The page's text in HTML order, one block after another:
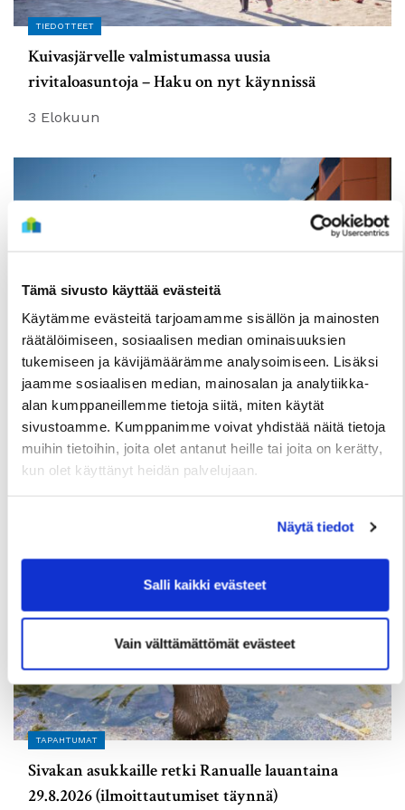
Tämä sivusto käyttää evästeitä
Käytämme evästeitä tarjoamamme sisällön ja mainosten
räätälöimiseen, sosiaalisen median ominaisuuksien
tukemiseen ja kävijämäärämme analysoimiseen. Lisäksi
jaamme sosiaalisen median, mainosalan ja analytiikka-
alan kumppaneillemme tietoja siitä, miten käytät
sivustoamme. Kumppanimme voivat yhdistää näitä tietoja
muihin tietoihin, joita olet antanut heille tai joita on kerätty,
kun olet käyttänyt heidän palvelujaan.
Näytä tiedot
Salli kaikki evästeet
Vain välttämättömät evästeet
TIEDOTTEET
Kuivasjärvelle valmistumassa uusia
rivitaloasuntoja – Haku on nyt käynnissä
3 Elokuun
Useita uudis- ja peruskorjauskohteita
valmistumassa loppuvuonna, hakuajat alkavat
elokuussa
TAPAHTUMAT
Sivakan asukkaille retki Ranualle lauantaina
29.8.2026 (ilmoittautumiset täynnä)